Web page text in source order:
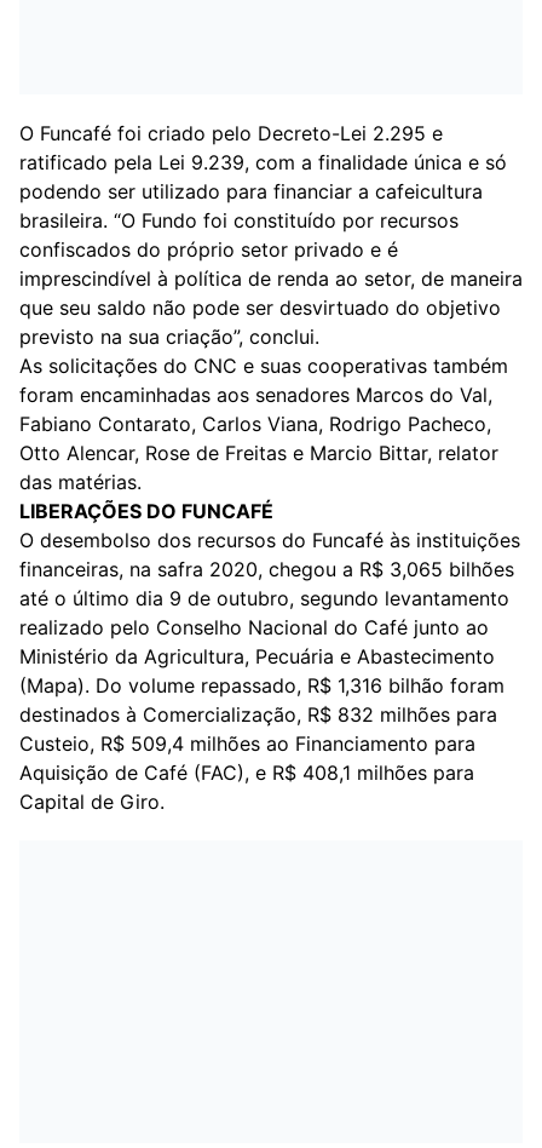
O Funcafé foi criado pelo Decreto-Lei 2.295 e
ratificado pela Lei 9.239, com a finalidade única e só
podendo ser utilizado para financiar a cafeicultura
brasileira. “O Fundo foi constituído por recursos
confiscados do próprio setor privado e é
imprescindível à política de renda ao setor, de maneira
que seu saldo não pode ser desvirtuado do objetivo
previsto na sua criação”, conclui.
As solicitações do CNC e suas cooperativas também
foram encaminhadas aos senadores Marcos do Val,
Fabiano Contarato, Carlos Viana, Rodrigo Pacheco,
Otto Alencar, Rose de Freitas e Marcio Bittar, relator
das matérias.
LIBERAÇÕES DO FUNCAFÉ
O desembolso dos recursos do Funcafé às instituições
financeiras, na safra 2020, chegou a R$ 3,065 bilhões
até o último dia 9 de outubro, segundo levantamento
realizado pelo Conselho Nacional do Café junto ao
Ministério da Agricultura, Pecuária e Abastecimento
(Mapa). Do volume repassado, R$ 1,316 bilhão foram
destinados à Comercialização, R$ 832 milhões para
Custeio, R$ 509,4 milhões ao Financiamento para
Aquisição de Café (FAC), e R$ 408,1 milhões para
Capital de Giro.